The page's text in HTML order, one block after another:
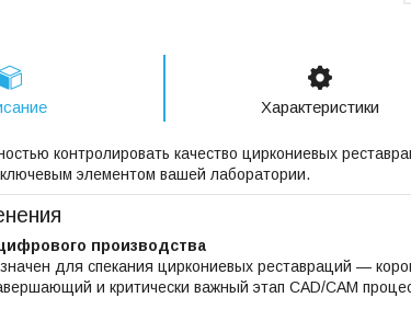
Характеристики
контролировать качество циркониевых
элементом вашей лаборатории.
производства
для спекания циркониевых реставраций —
и критически важный этап CAD/CAM